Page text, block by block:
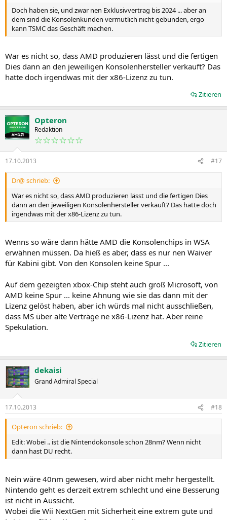
Doch haben sie, und zwar nen Exklusivvertrag bis 2024 ... aber an
dem sind die Konsolenkunden vermutlich nicht gebunden, ergo
kann TSMC das Geschäft machen.
War es nicht so, dass AMD produzieren lässt und die fertigen
Dies dann an den jeweiligen Konsolenhersteller verkauft? Das
hatte doch irgendwas mit der x86-Lizenz zu tun.
Zitieren
Opteron
Redaktion
☆☆☆☆☆☆
17.10.2013 #17
Dr@ schrieb:
War es nicht so, dass AMD produzieren lässt und die fertigen Dies
dann an den jeweiligen Konsolenhersteller verkauft? Das hatte doch
irgendwas mit der x86-Lizenz zu tun.
Wenns so wäre dann hätte AMD die Konsolenchips in WSA
erwähnen müssen. Da hieß es aber, dass es nur nen Waiver
für Kabini gibt. Von den Konsolen keine Spur ...
Auf dem gezeigten xbox-Chip steht auch groß Microsoft, von
AMD keine Spur ... keine Ahnung wie sie das dann mit der
Lizenz gelöst haben, aber ich würds mal nicht ausschließen,
dass MS über alte Verträge ne x86-Lizenz hat. Aber reine
Spekulation.
Zitieren
dekaisi
Grand Admiral Special
17.10.2013 #18
Opteron schrieb:
Edit: Wobei .. ist die Nintendokonsole schon 28nm? Wenn nicht
dann hast DU recht.
Nein wäre 40nm gewesen, wird aber nicht mehr hergestellt.
Nintendo geht es derzeit extrem schlecht und eine Besserung
ist nicht in Aussicht.
Wobei die Wii NextGen mit Sicherheit eine extrem gute und